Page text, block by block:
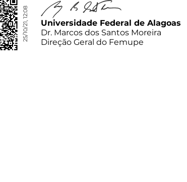
25/10/21, 12:08
Universidade Federal de Alagoas
Dr. Marcos dos Santos Moreira
Direção Geral do Femupe